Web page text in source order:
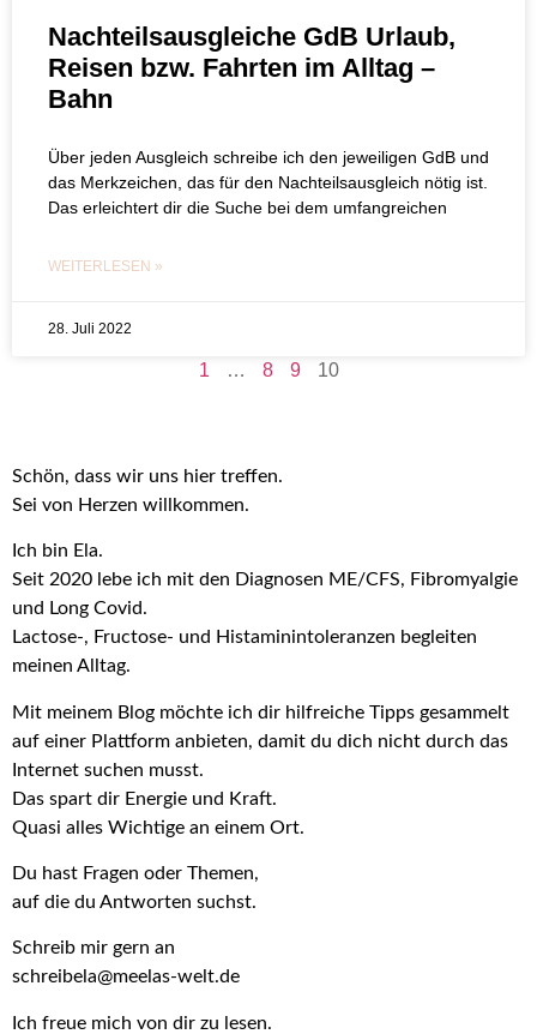
Nachteilsausgleiche GdB Urlaub,
Reisen bzw. Fahrten im Alltag –
Bahn
Über jeden Ausgleich schreibe ich den jeweiligen GdB und
das Merkzeichen, das für den Nachteilsausgleich nötig ist.
Das erleichtert dir die Suche bei dem umfangreichen
WEITERLESEN »
28. Juli 2022
1 … 8 9 10
Schön, dass wir uns hier treffen.
Sei von Herzen willkommen.
Ich bin Ela.
Seit 2020 lebe ich mit den Diagnosen ME/CFS, Fibromyalgie
und Long Covid.
Lactose-, Fructose- und Histaminintoleranzen begleiten
meinen Alltag.
Mit meinem Blog möchte ich dir hilfreiche Tipps gesammelt
auf einer Plattform anbieten, damit du dich nicht durch das
Internet suchen musst.
Das spart dir Energie und Kraft.
Quasi alles Wichtige an einem Ort.
Du hast Fragen oder Themen,
auf die du Antworten suchst.
Schreib mir gern an
schreibela@meelas-welt.de
Ich freue mich von dir zu lesen.